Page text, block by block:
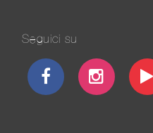
Seguici su